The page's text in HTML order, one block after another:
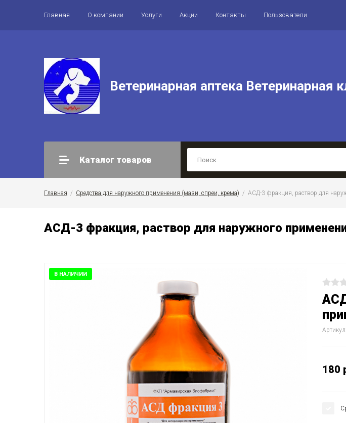
Главная О компании Услуги Акции Контакты Пользователи
Ветеринарная аптека Ветеринарная
Каталог товаров
Главная
  /
Средства для наружного применения (мази, спреи, крема)
/  АСД-3 фракция, раствор для
АСД-3 фракция, раствор для наружного
В НАЛИЧИИ
Артикул:
180